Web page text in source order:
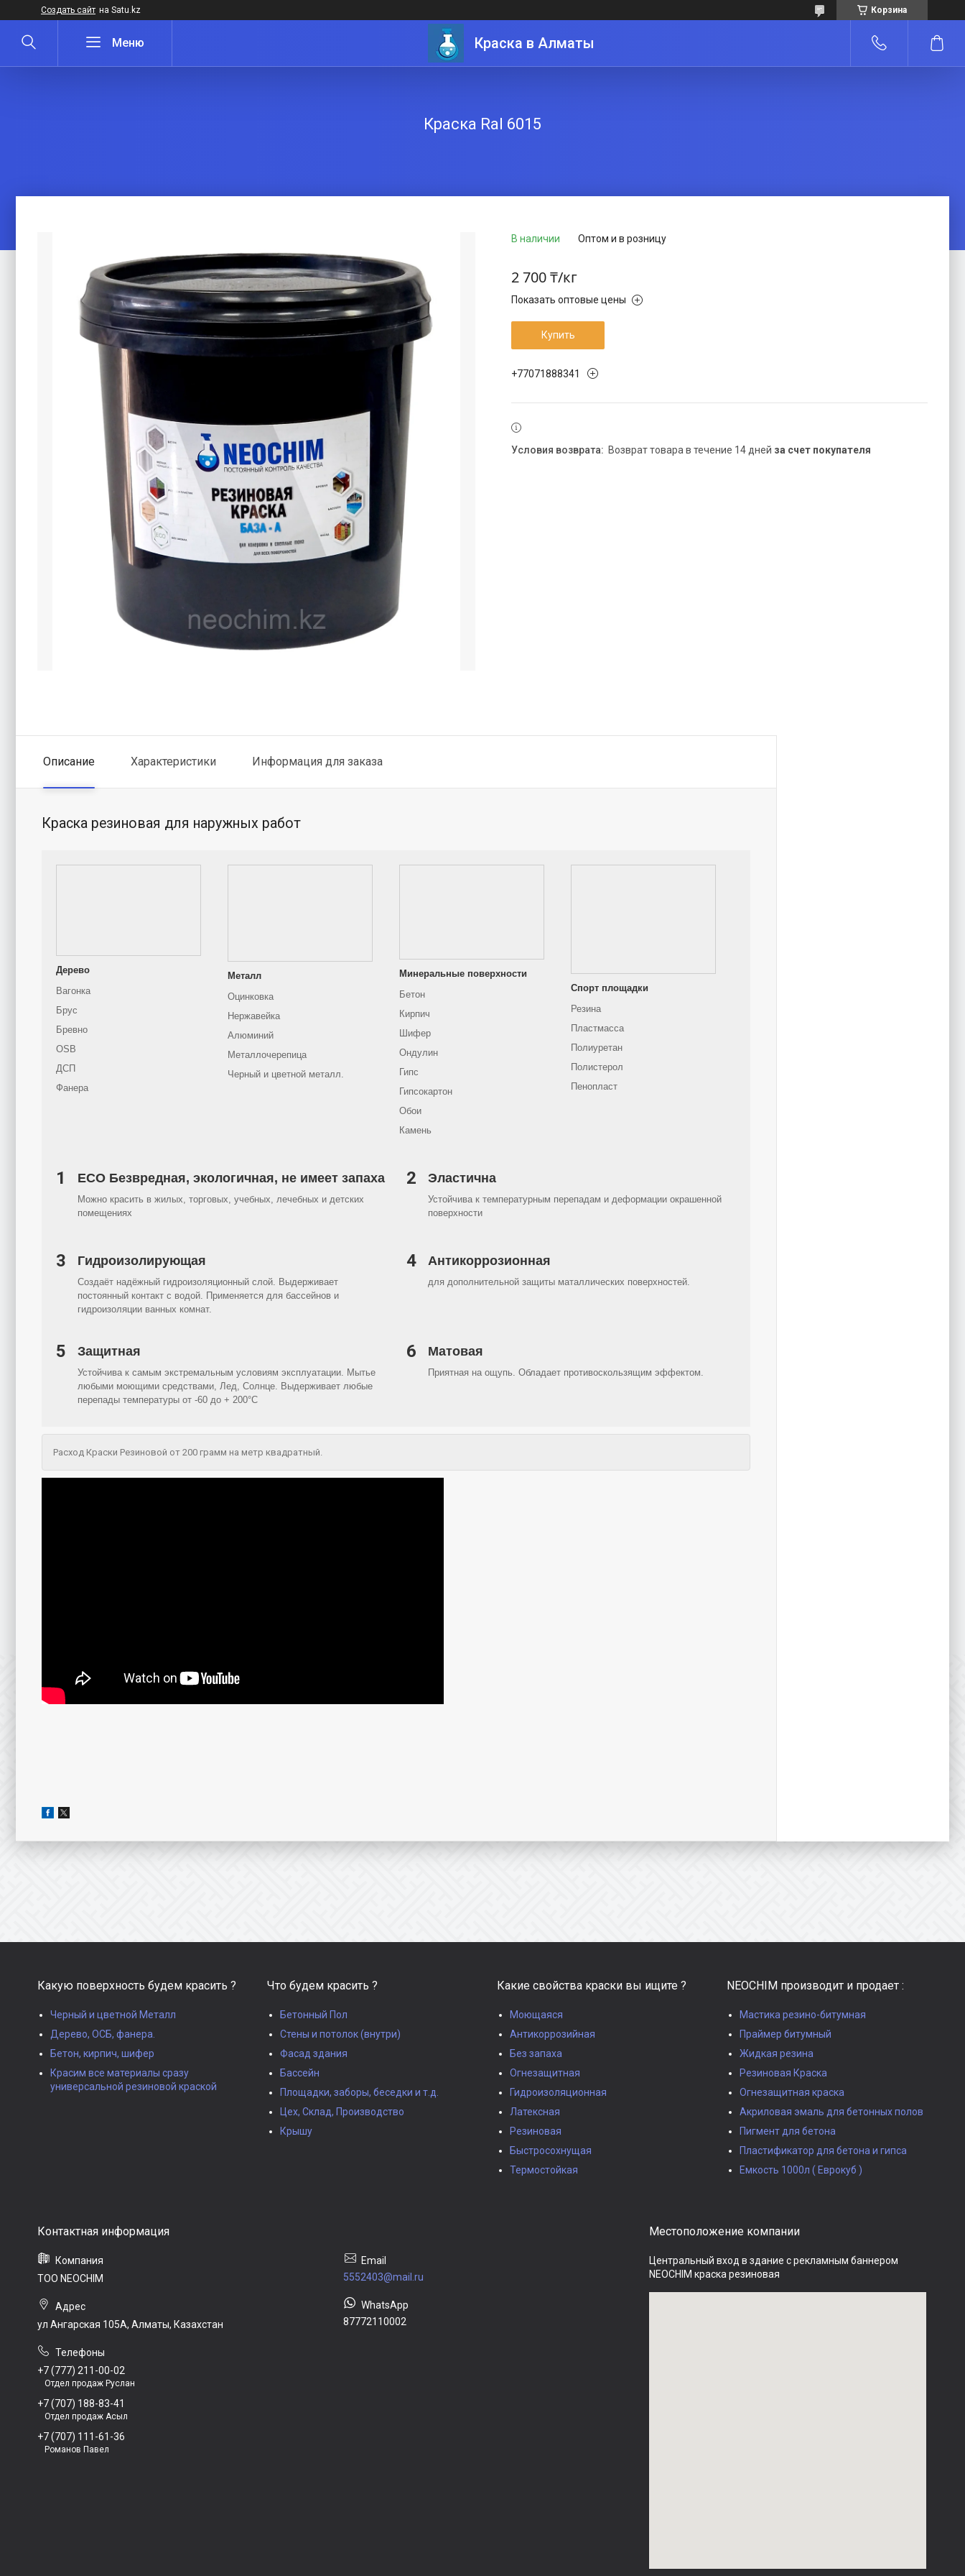
Создать сайт на Satu.kz Корзина
Краска в Алматы
Краска Ral 6015
В наличии Оптом и в розницу
2 700 ₸/кг
Показать оптовые цены
Купить
+77071888341
возврат товара в течение 14 дней за счет покупателя
Описание Характеристики Информация для заказа
Краска резиновая для наружных работ
Дерево
Вагонка
Брус
Бревно
OSB
ДСП
Фанера
Металл
Оцинковка
Нержавейка
Алюминий
Металлочерепица
Черный и цветной металл.
Минеральные поверхности
Бетон
Кирпич
Шифер
Ондулин
Гипс
Гипсокартон
Обои
Камень
Спорт площадки
Резина
Пластмасса
Полиуретан
Полистерол
Пенопласт
1 ECO Безвредная, экологичная, не имеет запаха
Можно красить в жилых, торговых, учебных, лечебных и детских
помещениях
2 Эластична
Устойчива к температурным перепадам и деформации окрашенной
поверхности
3 Гидроизолирующая
Создаёт надёжный гидроизоляционный слой. Выдерживает
постоянный контакт с водой. Применяется для бассейнов и
гидроизоляции ванных комнат.
4 Антикоррозионная
для дополнительной защиты маталлических поверхностей.
5 Защитная
Устойчива к самым экстремальным условиям эксплуатации. Мытье
любыми моющими средствами, Лед, Солнце. Выдерживает любые
перепады температуры от -60 до + 200°C
6 Матовая
Приятная на ощупь. Обладает противоскользящим эффектом.
Расход Краски Резиновой от 200 грамм на метр квадратный.
Какую поверхность будем красить ?
Черный и цветной Металл
Дерево, ОСБ, фанера.
Бетон, кирпич, шифер
Красим все материалы сразу
универсальной резиновой краской
Что будем красить ?
Бетонный Пол
Стены и потолок (внутри)
Фасад здания
Бассейн
Площадки, заборы, беседки и т.д.
Цех, Склад, Производство
Крышу
Какие свойства краски вы ищите ?
Моющаяся
Антикоррозийная
Без запаха
Огнезащитная
Гидроизоляционная
Латексная
Резиновая
Быстросохнущая
Термостойкая
NEOCHIM производит и продает :
Мастика резино-битумная
Праймер битумный
Жидкая резина
Резиновая Краска
Огнезащитная краска
Акриловая эмаль для бетонных полов
Пигмент для бетона
Пластификатор для бетона и гипса
Емкость 1000л ( Еврокуб )
ТОО NEOCHIM
ул Ангарская 105А, Алматы, Казахстан
+7 (777) 211-00-02
Отдел продаж Руслан
+7 (707) 188-83-41
Отдел продаж Асыл
+7 (707) 111-61-36
Романов Павел
5552403@mail.ru
87772110002
Местоположение компании
Центральный вход в здание с рекламным баннером
NEOCHIM краска резиновая